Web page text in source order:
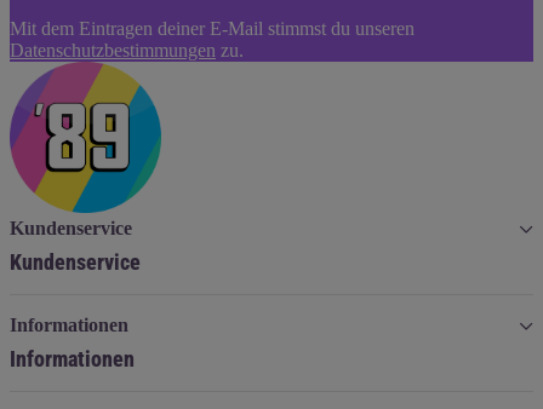
Abonnieren
Mit dem Eintragen deiner E-Mail stimmst du unseren
Datenschutzbestimmungen zu.
Kundenservice
Kundenservice
Informationen
Informationen